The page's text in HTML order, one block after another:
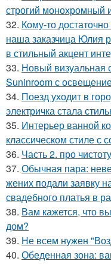
строгий монохромный
32. Кому-то
наша заказчица Юлия
в стильный акцент
33. Новый визуальная
Suninroom с
34. Поезд уходит в
электричка стала
35. Интерьер ванной
классическом стиле с
36. Часть 2. про
37. Обычная пара:
жених подали заявку
свадебного платья в
38. Вам кажется, что
дом?
39. Не всем нужен
40. Обеденная зона: